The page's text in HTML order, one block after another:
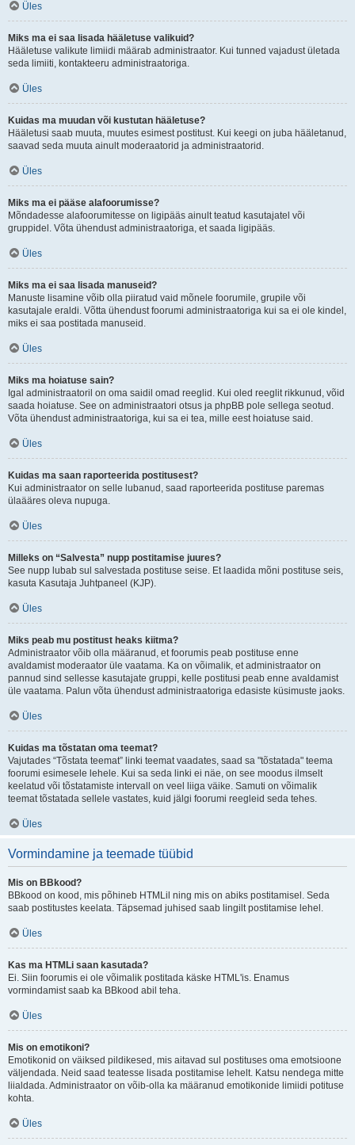
Üles
Miks ma ei saa lisada hääletuse valikuid?
Hääletuse valikute limiidi määrab administraator. Kui tunned vajadust ületada
seda limiiti, kontakteeru administraatoriga.
Üles
Kuidas ma muudan või kustutan hääletuse?
Hääletusi saab muuta, muutes esimest postitust. Kui keegi on juba hääletanud,
saavad seda muuta ainult moderaatorid ja administraatorid.
Üles
Miks ma ei pääse alafoorumisse?
Mõndadesse alafoorumitesse on ligipääs ainult teatud kasutajatel või
gruppidel. Võta ühendust administraatoriga, et saada ligipääs.
Üles
Miks ma ei saa lisada manuseid?
Manuste lisamine võib olla piiratud vaid mõnele foorumile, grupile või
kasutajale eraldi. Võtta ühendust foorumi administraatoriga kui sa ei ole kindel,
miks ei saa postitada manuseid.
Üles
Miks ma hoiatuse sain?
Igal administraatoril on oma saidil omad reeglid. Kui oled reeglit rikkunud, võid
saada hoiatuse. See on administraatori otsus ja phpBB pole sellega seotud.
Võta ühendust administraatoriga, kui sa ei tea, mille eest hoiatuse said.
Üles
Kuidas ma saan raporteerida postitusest?
Kui administraator on selle lubanud, saad raporteerida postituse paremas
ülaääres oleva nupuga.
Üles
Milleks on “Salvesta” nupp postitamise juures?
See nupp lubab sul salvestada postituse seise. Et laadida mõni postituse seis,
kasuta Kasutaja Juhtpaneel (KJP).
Üles
Miks peab mu postitust heaks kiitma?
Administraator võib olla määranud, et foorumis peab postituse enne
avaldamist moderaator üle vaatama. Ka on võimalik, et administraator on
pannud sind sellesse kasutajate gruppi, kelle postitusi peab enne avaldamist
üle vaatama. Palun võta ühendust administraatoriga edasiste küsimuste jaoks.
Üles
Kuidas ma tõstatan oma teemat?
Vajutades “Tõstata teemat” linki teemat vaadates, saad sa "tõstatada" teema
foorumi esimesele lehele. Kui sa seda linki ei näe, on see moodus ilmselt
keelatud või tõstatamiste intervall on veel liiga väike. Samuti on võimalik
teemat tõstatada sellele vastates, kuid jälgi foorumi reegleid seda tehes.
Üles
Vormindamine ja teemade tüübid
Mis on BBkood?
BBkood on kood, mis põhineb HTMLil ning mis on abiks postitamisel. Seda
saab postitustes keelata. Täpsemad juhised saab lingilt postitamise lehel.
Üles
Kas ma HTMLi saan kasutada?
Ei. Siin foorumis ei ole võimalik postitada käske HTML'is. Enamus
vormindamist saab ka BBkood abil teha.
Üles
Mis on emotikoni?
Emotikonid on väiksed pildikesed, mis aitavad sul postituses oma emotsioone
väljendada. Neid saad teatesse lisada postitamise lehelt. Katsu nendega mitte
liialdada. Administraator on võib-olla ka määranud emotikonide limiidi potituse
kohta.
Üles